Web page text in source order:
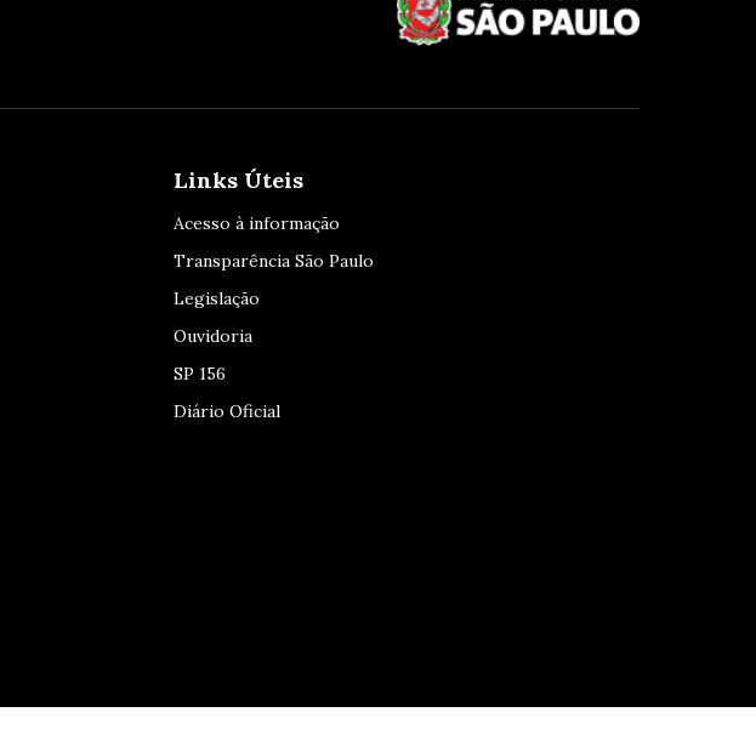
Links Úteis
Acesso à informação
Transparência São Paulo
Legislação
Ouvidoria
SP 156
Diário Oficial